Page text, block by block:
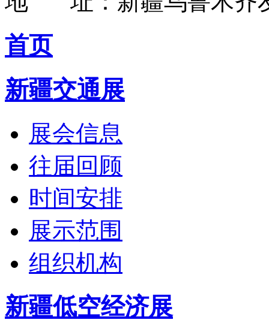
首页
新疆交通展
展会信息
往届回顾
时间安排
展示范围
组织机构
新疆低空经济展